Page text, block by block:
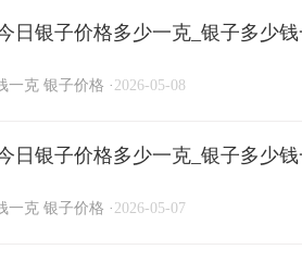
大清银币 / 长城币 / 老
周大生
/ 潮宏基 / 亚一金店
日银子价格多少一克_银子多少
一克 银子价格 · 2026-05-08
日银子价格多少一克_银子多少
一克 银子价格 · 2026-05-07